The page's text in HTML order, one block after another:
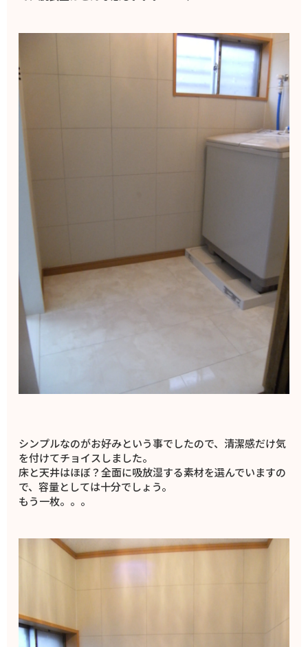
シンプルなのがお好みという事でしたので、清潔感だけ気
を付けてチョイスしました。
床と天井はほぼ？全面に吸放湿する素材を選んでいますの
で、容量としては十分でしょう。
もう一枚。。。